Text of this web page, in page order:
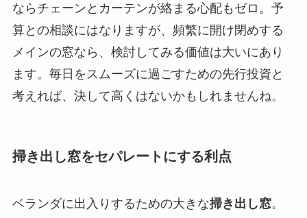
ならチェーンとカーテンが絡まる心配もゼロ。予
算との相談にはなりますが、頻繁に開け閉めする
メインの窓なら、検討してみる価値は大いにあり
ます。毎日をスムーズに過ごすための先行投資と
考えれば、決して高くはないかもしれませんね。
掃き出し窓をセパレートにする利点
ベランダに出入りするための大きな掃き出し窓。